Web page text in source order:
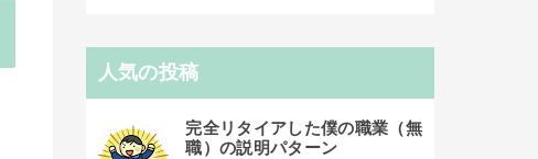
人気の投稿
完全リタイアした僕の職業（無
職）の説明パターン